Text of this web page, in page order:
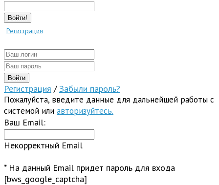
Войти!
Регистрация
Регистрация / Забыли пароль?
Пожалуйста, введите данные для дальнейшей работы с
системой или авторизуйтесь.
Ваш Email:
Некорректный Email
* На данный Email придет пароль для входа
[bws_google_captcha]